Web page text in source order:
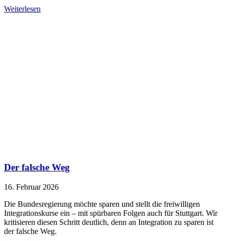
Weiterlesen
Der falsche Weg
16. Februar 2026
Die Bundesregierung möchte sparen und stellt die freiwilligen
Integrationskurse ein – mit spürbaren Folgen auch für Stuttgart. Wir
kritisieren diesen Schritt deutlich, denn an Integration zu sparen ist
der falsche Weg.